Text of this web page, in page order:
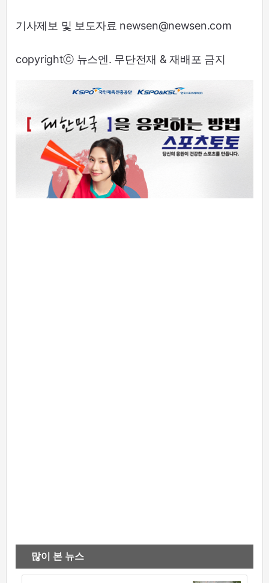
기사제보 및 보도자료 newsen@newsen.com
copyrightⓒ 뉴스엔. 무단전재 & 재배포 금지
많이 본 뉴스